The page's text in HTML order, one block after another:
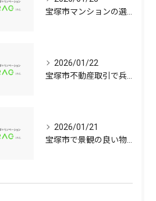
2026/01/22
2026/01/21